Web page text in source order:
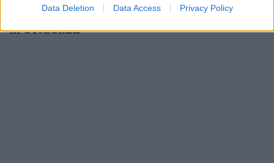
Data Deletion Data Access Privacy Policy
In evidenza